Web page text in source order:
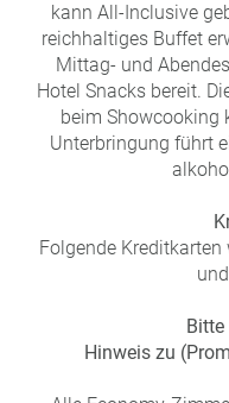
kann All-Inclusive
reichhaltiges Buffet
Mittag- und
Hotel Snacks bereit.
beim Showcooking
Unterbringung führt
Folgende
Bitte
Hinweis zu